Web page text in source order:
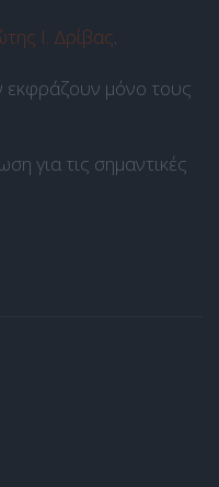
Ι. Δρίβας.
μόνο τους
για τις σημαντικές